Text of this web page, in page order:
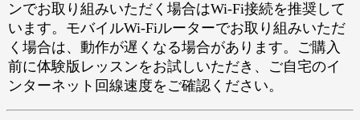
ンでお取り組みいただく場合はWi-Fi接続を推奨して
います。モバイルWi-Fiルーターでお取り組みいただ
く場合は、動作が遅くなる場合があります。ご購入
前に体験版レッスンをお試しいただき、ご自宅のイ
ンターネット回線速度をご確認ください。